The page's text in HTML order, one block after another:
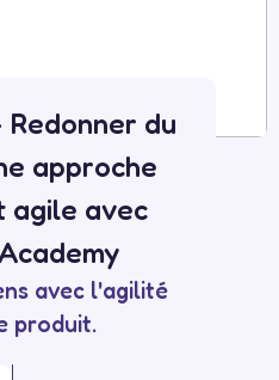
du
approche
agile avec
avec l'agilité
produit.